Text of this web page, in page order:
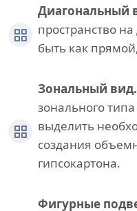
Диагональный
пространство
быть как
Зональный вид.
зонального
выделить
создания
гипсокартона.
Фигурные